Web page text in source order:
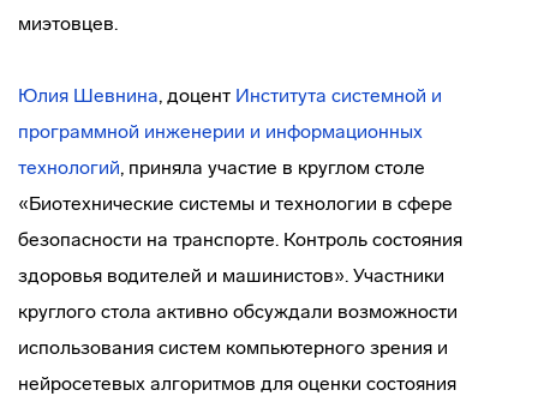
миэтовцев.
Юлия Шевнина, доцент Института системной и
программной инженерии и информационных
технологий, приняла участие в круглом столе
«Биотехнические системы и технологии в сфере
безопасности на транспорте. Контроль состояния
здоровья водителей и машинистов». Участники
круглого стола активно обсуждали возможности
использования систем компьютерного зрения и
нейросетевых алгоритмов для оценки состояния